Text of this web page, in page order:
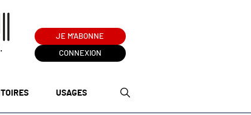
JE M'ABONNE
CONNEXION
USAGES